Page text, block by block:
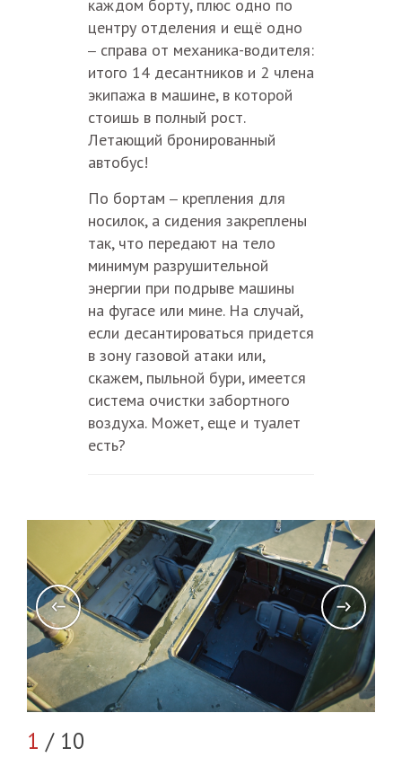
каждом борту, плюс одно по
центру отделения и ещё одно
–справа от механика-водителя:
итого 14 десантников и 2 члена
экипажа в машине, в которой
стоишь в полный рост.
Летающий бронированный
автобус!
По бортам –крепления для
носилок, а сидения закреплены
так, что передают на тело
минимум разрушительной
энергии при подрыве машины
на фугасе или мине. На случай,
если десантироваться придется
в зону газовой атаки или,
скажем, пыльной бури, имеется
система очистки забортного
воздуха. Может, еще и туалет
есть?
1 / 10